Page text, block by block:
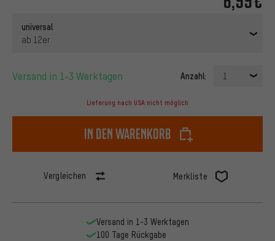
universal
ab 12er
Versand in 1-3 Werktagen Anzahl: 1
Lieferung nach USA nicht möglich
In den Warenkorb
Vergleichen Merkliste
Versand in 1-3 Werktagen
100 Tage Rückgabe